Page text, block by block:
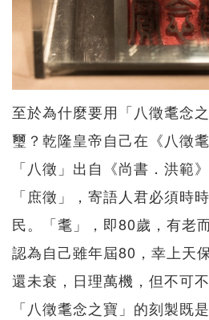
至於為什麼要用「八徵耄念
璽？乾隆皇帝自己在《八徵
「八徵」出自《尚書．洪範
「庶徵」，寄語人君必須時
民。「耄」，即80歲，有老
認為自己雖年屆80，幸上天
還未衰，日理萬機，但不可
「八徵耄念之寶」的刻製既